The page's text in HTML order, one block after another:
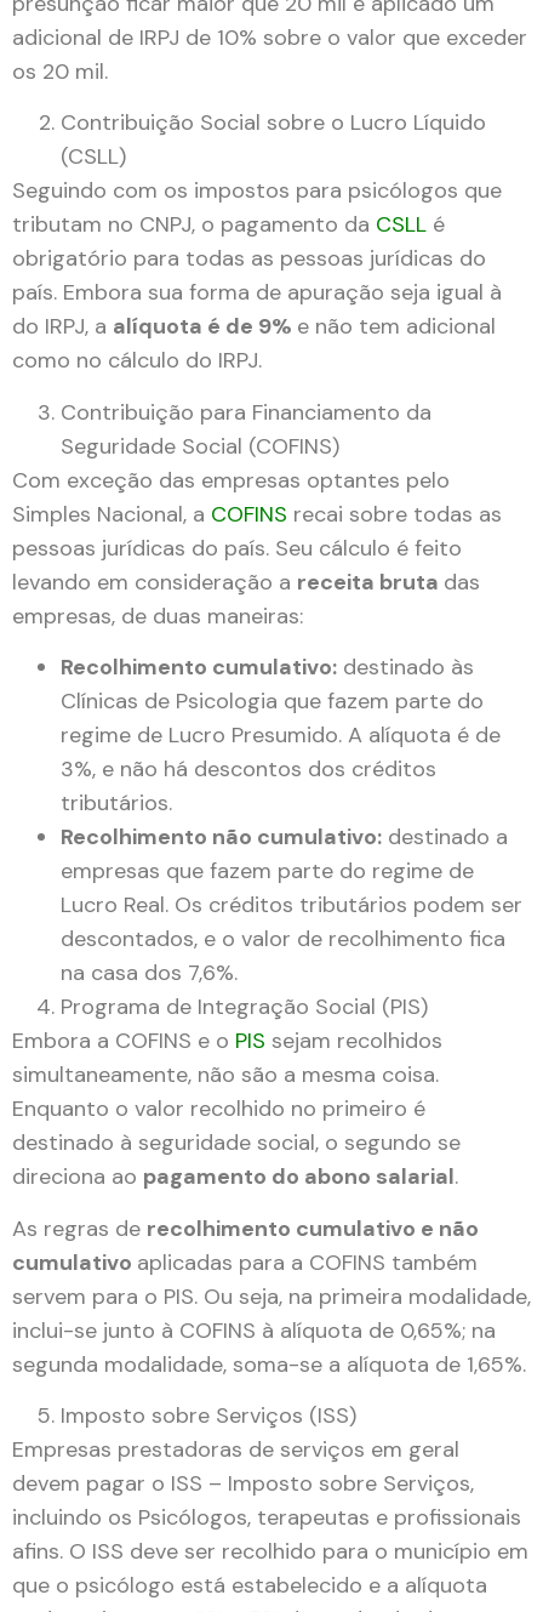
adicional de IRPJ de 10% sobre o valor que exceder
os 20 mil.
Contribuição Social sobre o Lucro Líquido
(CSLL)
Seguindo com os impostos para psicólogos que
tributam no CNPJ, o pagamento da CSLL é
obrigatório para todas as pessoas jurídicas do
país. Embora sua forma de apuração seja igual à
do IRPJ, a alíquota é de 9% e não tem adicional
como no cálculo do IRPJ.
Contribuição para Financiamento da
Seguridade Social (COFINS)
Com exceção das empresas optantes pelo
Simples Nacional, a COFINS recai sobre todas as
pessoas jurídicas do país. Seu cálculo é feito
levando em consideração a receita bruta das
empresas, de duas maneiras:
Recolhimento cumulativo: destinado às
Clínicas de Psicologia que fazem parte do
regime de Lucro Presumido. A alíquota é de
3%, e não há descontos dos créditos
tributários.
Recolhimento não cumulativo: destinado a
empresas que fazem parte do regime de
Lucro Real. Os créditos tributários podem ser
descontados, e o valor de recolhimento fica
na casa dos 7,6%.
Programa de Integração Social (PIS)
Embora a COFINS e o PIS sejam recolhidos
simultaneamente, não são a mesma coisa.
Enquanto o valor recolhido no primeiro é
destinado à seguridade social, o segundo se
direciona ao pagamento do abono salarial.
As regras de recolhimento cumulativo e não
cumulativo aplicadas para a COFINS também
servem para o PIS. Ou seja, na primeira modalidade,
inclui-se junto à COFINS à alíquota de 0,65%; na
segunda modalidade, soma-se a alíquota de 1,65%.
Imposto sobre Serviços (ISS)
Empresas prestadoras de serviços em geral
devem pagar o ISS – Imposto sobre Serviços,
incluindo os Psicólogos, terapeutas e profissionais
afins. O ISS deve ser recolhido para o município em
que o psicólogo está estabelecido e a alíquota